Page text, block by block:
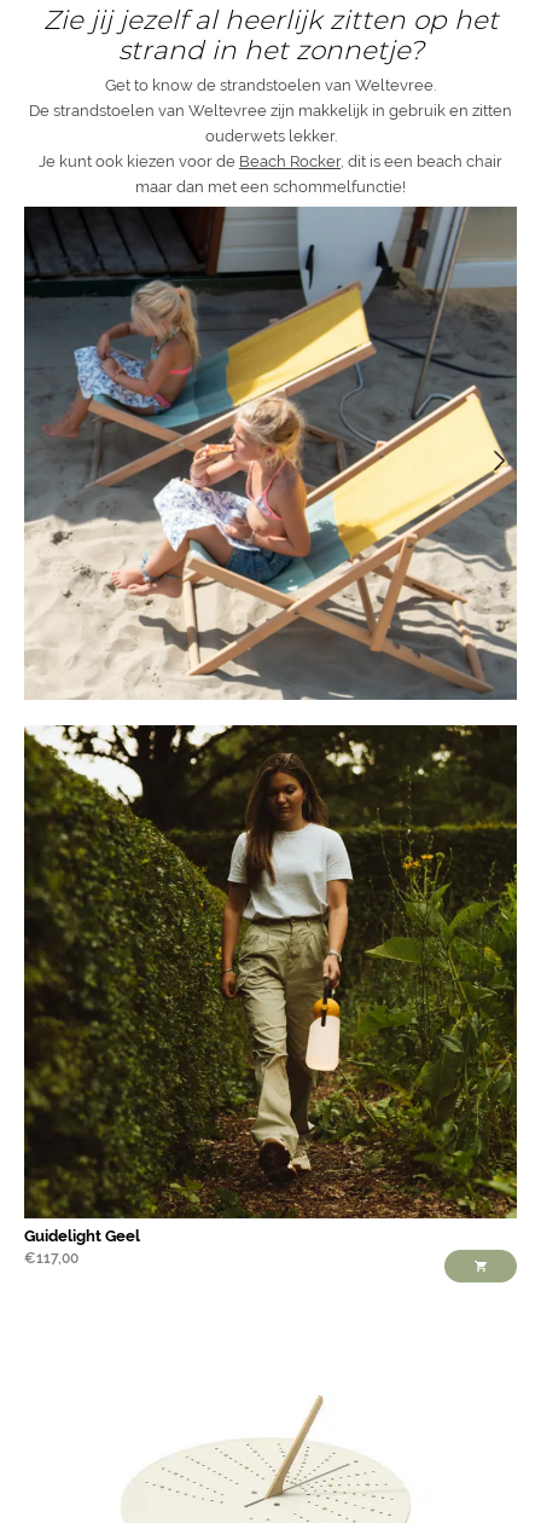
Zie jij jezelf al heerlijk zitten op het
strand in het zonnetje?
Get to know de strandstoelen van Weltevree.
De strandstoelen van Weltevree zijn makkelijk in gebruik en zitten
ouderwets lekker.
Je kunt ook kiezen voor de Beach Rocker, dit is een beach chair
maar dan met een schommelfunctie!
Guidelight Geel
€117,00